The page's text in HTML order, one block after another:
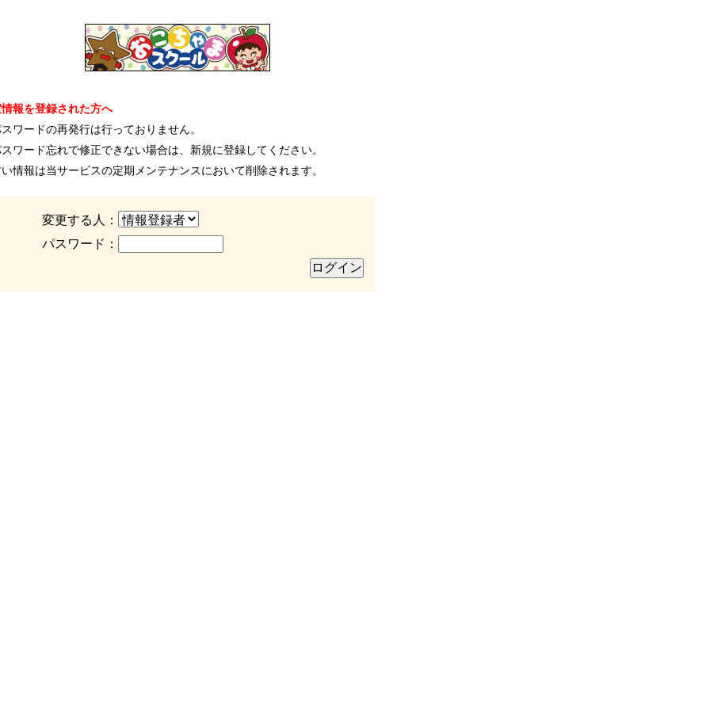
報を登録された方へ
スワードの再発行は行っておりません。
スワード忘れで修正できない場合は、新規に登録してください。
い情報は当サービスの定期メンテナンスにおいて削除されます。
変更する人：
パスワード：